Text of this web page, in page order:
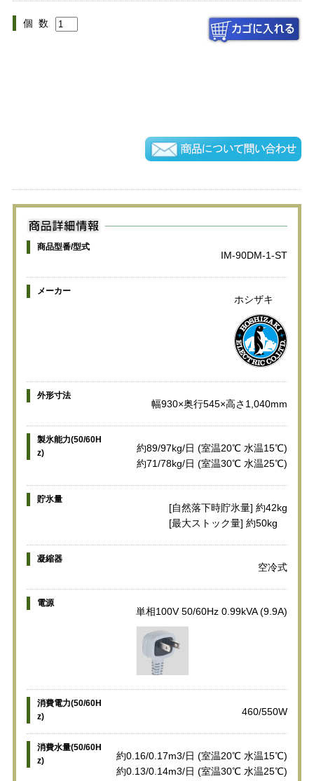
個 数
商品型番/型式
IM-90DM-1-ST
メーカー
ホシザキ
外形寸法
幅930×奥行545×高さ1,040mm
製氷能力(50/60H
z)
約89/97kg/日 (室温20℃ 水温15℃)
約71/78kg/日 (室温30℃ 水温25℃)
貯氷量
[自然落下時貯氷量] 約42kg
[最大ストック量] 約50kg
凝縮器
空冷式
電源
単相100V 50/60Hz 0.99kVA (9.9A)
消費電力(50/60H
z)
460/550W
消費水量(50/60H
z)
約0.16/0.17m3/日 (室温20℃ 水温15℃)
約0.13/0.14m3/日 (室温30℃ 水温25℃)